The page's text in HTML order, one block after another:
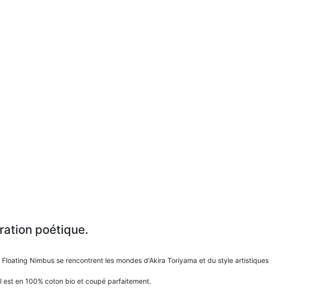
poétique.
Nimbus se rencontrent les mondes d'Akira Toriyama et du style artistiques
en 100% coton bio et coupé parfaitement.